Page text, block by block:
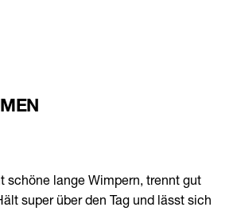
schöne lange Wimpern, trennt gut
super über den Tag und lässt sich